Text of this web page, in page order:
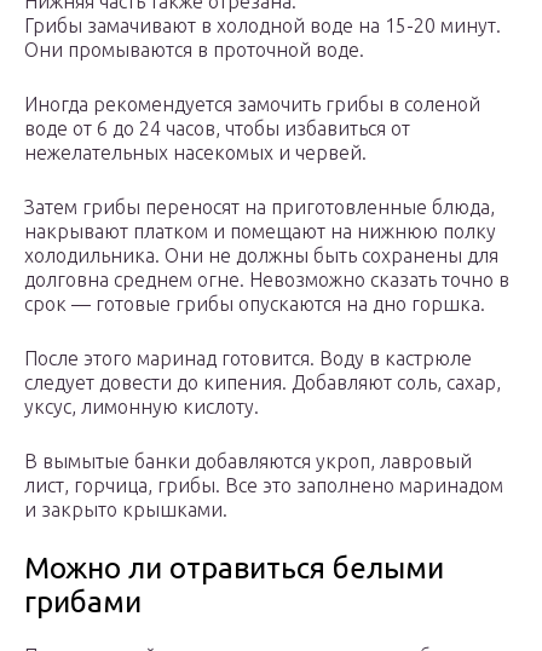
Грибы замачивают в холодной воде на 15-20 минут.
Они промываются в проточной воде.
Иногда рекомендуется замочить грибы в соленой
воде от 6 до 24 часов, чтобы избавиться от
нежелательных насекомых и червей.
Затем грибы переносят на приготовленные блюда,
накрывают платком и помещают на нижнюю полку
холодильника. Они не должны быть сохранены для
долговна среднем огне. Невозможно сказать точно в
срок — готовые грибы опускаются на дно горшка.
После этого маринад готовится. Воду в кастрюле
следует довести до кипения. Добавляют соль, сахар,
уксус, лимонную кислоту.
В вымытые банки добавляются укроп, лавровый
лист, горчица, грибы. Все это заполнено маринадом
и закрыто крышками.
Можно ли отравиться белыми
грибами